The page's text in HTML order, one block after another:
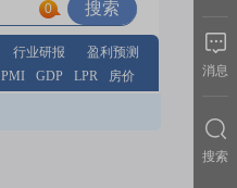
0
行业研报
盈利预测
PMI GDP LPR 房价 消息
搜索